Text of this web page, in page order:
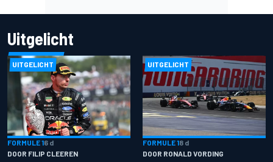
Uitgelicht
UITGELICHT
FORMULE 16 d
DOOR FILIP CLEEREN
UITGELICHT
FORMULE 18 d
DOOR RONALD VORDING